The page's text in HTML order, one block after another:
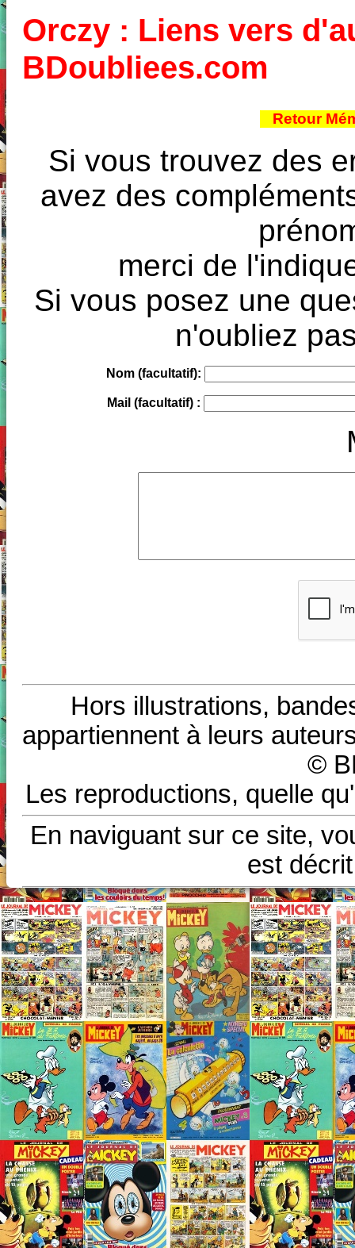
Orczy : Liens vers
BDoubliees.com
Retour
Si vous trouvez des
avez des
merci de
Si vous posez une
n'oubliez
Nom (facultatif):
Mail (facultatif) :
Hors illustrations,
appartiennent à leurs
©
Les reproductions, quelle
En naviguant sur ce site,
est